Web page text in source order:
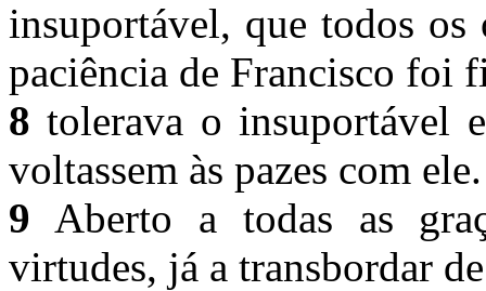
insuportável, que todos
paciência de Francisco foi
8 tolerava o insuportável
voltassem às pazes com
9 Aberto a todas as
virtudes, já a transbordar